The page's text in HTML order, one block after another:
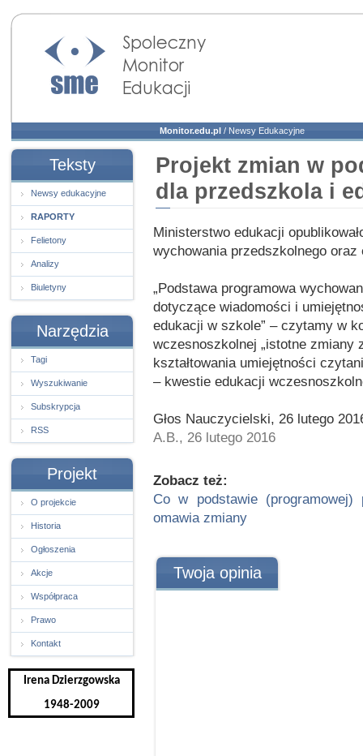
Społeczny Monitor
Edukacji
Monitor.edu.pl / Newsy Edukacyjne
Teksty
Newsy edukacyjne
RAPORTY
Felietony
Analizy
Biuletyny
Narzędzia
Tagi
Wyszukiwanie
Subskrypcja
RSS
Projekt
O projekcie
Historia
Ogłoszenia
Akcje
Współpraca
Prawo
Kontakt
Irena Dzierzgowska
1948-2009
Projekt zmian w
dla przedszkola i
Ministerstwo edukacji
wychowania przedszkolnego
„Podstawa programowa
dotyczące wiadomości i
edukacji w szkole” – czytamy w
wczesnoszkolnej „istotne zmiany
kształtowania umiejętności
– kwestie edukacji
Głos Nauczycielski, 26 lutego
A.B., 26 lutego 2016
Zobacz też:
Co w podstawie
omawia zmiany
Twoja opinia